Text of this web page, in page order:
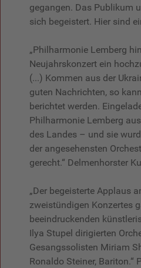
gegangen. Das Publikum
sich begeistert. Hier sind
„Philharmonie Lemberg
Neujahrskonzert ein
(...) Kommen aus der
guten Nachrichten, so
berichtet werden.
Philharmonie Lemberg
des Landes – und sie
der angesehensten
gerecht.“ Delmenhorster
„Der begeisterte Applaus
zweistündigen Konzertes
beeindruckenden
Ilya Stupel dirigierten
Gesangssolisten Miriam
Ronaldo Steiner, Bariton.“